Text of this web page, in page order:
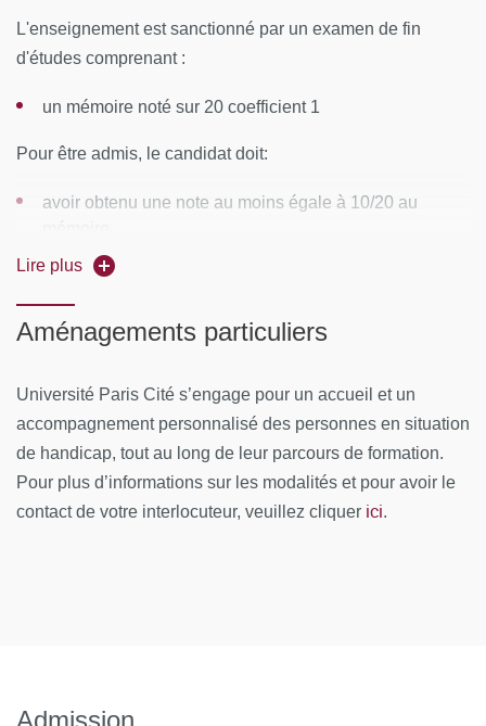
Module 1 : Les personnes vivant avec un trouble
personnes vivant avec un trouble psychique
Module 2 : Les concepts (histoire, évolution,
« Sanitaire/social », Handicap psychique, soins de
réadaptation, réhabilitation psychosociale,
retentissement fonctionnel, rémission fonctionnelle)
Évaluation de la subjectivité, du handicap psychique et
de son retentissement.
Les partenariats sanitaire et médico-social et le travail
L'enseignement est sanctionné par un examen de fin
d'études comprenant :
un mémoire noté sur 20 coefficient 1
Pour être admis, le candidat doit:
avoir obtenu une note au moins égale à 10/20 au
Lire plus
Aménagements particuliers
Université Paris Cité s’engage pour un accueil et un
accompagnement personnalisé des personnes en situation
de handicap, tout au long de leur parcours de formation.
Pour plus d’informations sur les modalités et pour avoir le
contact de votre interlocuteur, veuillez cliquer ici.